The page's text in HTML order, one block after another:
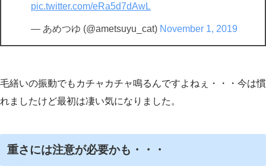
pic.twitter.com/eRa5d7dAwL
— あめつゆ (@ametsuyu_cat) November 1, 2019
毛繕いの振動でもカチャカチャ鳴るんですよねぇ・・・今は慣
れましたけど最初は凄い気になりました。
重さには注意が必要かも・・・